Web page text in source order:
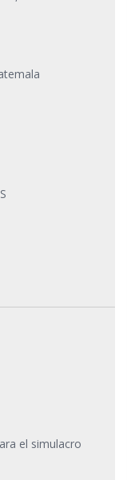
el simulacro